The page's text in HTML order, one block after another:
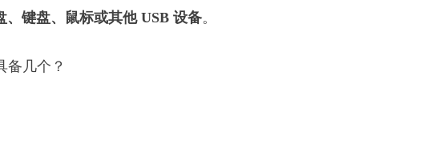
、键盘、鼠标或其他 USB 设备。